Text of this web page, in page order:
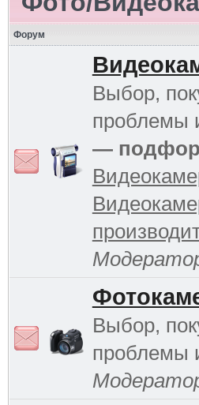
Форум
Выбор,
проблемы
—
Выбор,
проблемы